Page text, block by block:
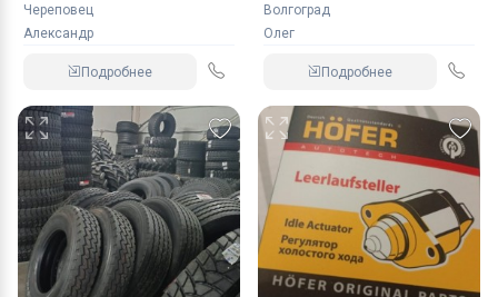
Череповец
Александр
Подробнее
Волгоград
Олег
Подробнее